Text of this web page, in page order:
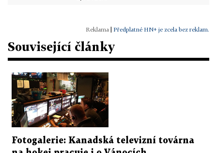
Předplatné HN+ je zcela bez reklam.
Související články
Fotogalerie: Kanadská televizní továrna